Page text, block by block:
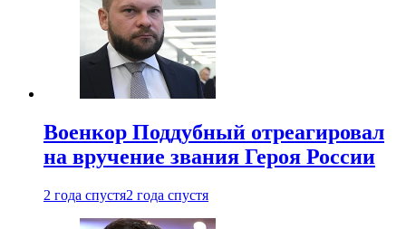
Военкор Поддубный отреагировал
на вручение звания Героя России
2 года спустя2 года спустя